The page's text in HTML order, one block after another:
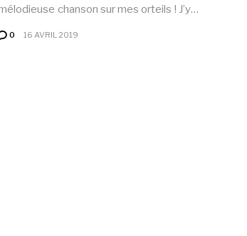
chanson sur mes orteils ! J’y…
0 16 AVRIL 2019